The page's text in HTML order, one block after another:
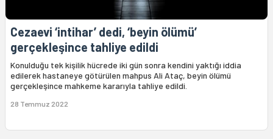
Cezaevi ‘intihar’ dedi, ‘beyin ölümü’
gerçekleşince tahliye edildi
Konulduğu tek kişilik hücrede iki gün sonra kendini yaktığı iddia
edilerek hastaneye götürülen mahpus Ali Ataç, beyin ölümü
gerçekleşince mahkeme kararıyla tahliye edildi.
28 Temmuz 2022